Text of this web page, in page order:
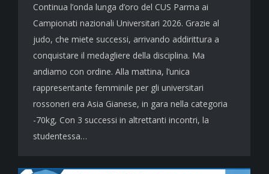
Continua l’onda lunga d’oro del CUS Parma ai
Campionati nazionali Universitari 2026. Grazie al
judo, che miete successi, arrivando addirittura a
conquistare il medagliere della disciplina. Ma
andiamo con ordine. Alla mattina, l’unica
rappresentante femminile per gli universitari
rossoneri era Asia Gianese, in gara nella categoria
-70kg, Con 3 successi in altrettanti incontri, la
studentessa…